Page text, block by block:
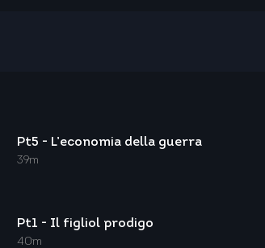
Pt5 - L’economia della guerra
39m
Pt1 - Il figliol prodigo
40m